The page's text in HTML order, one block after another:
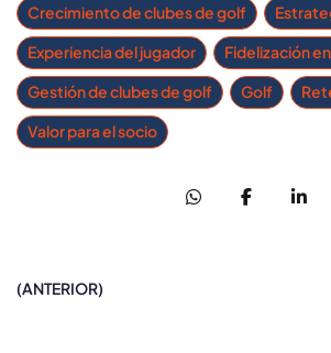
Crecimiento de clubes de golf
Experiencia del jugador
Fidelización
Gestión de clubes de golf
Golf
Valor para el socio
(ANTERIOR)